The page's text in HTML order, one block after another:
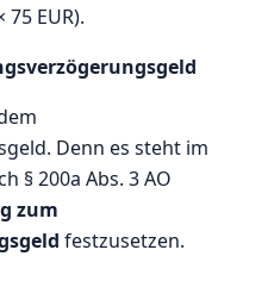
EUR).
Denn es steht im
§ 200a Abs. 3 AO
zum
festzusetzen.